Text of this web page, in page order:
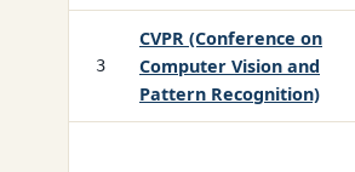
3
CVPR (Conference on
Computer Vision and
Pattern Recognition)